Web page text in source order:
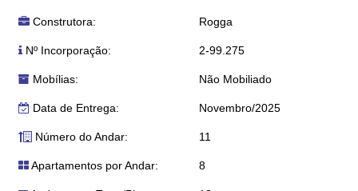
Construtora: Rogga
Nº Incorporação: 2-99.275
Mobílias: Não Mobiliado
Data de Entrega: Novembro/2025
Número do Andar: 11
Apartamentos por Andar: 8